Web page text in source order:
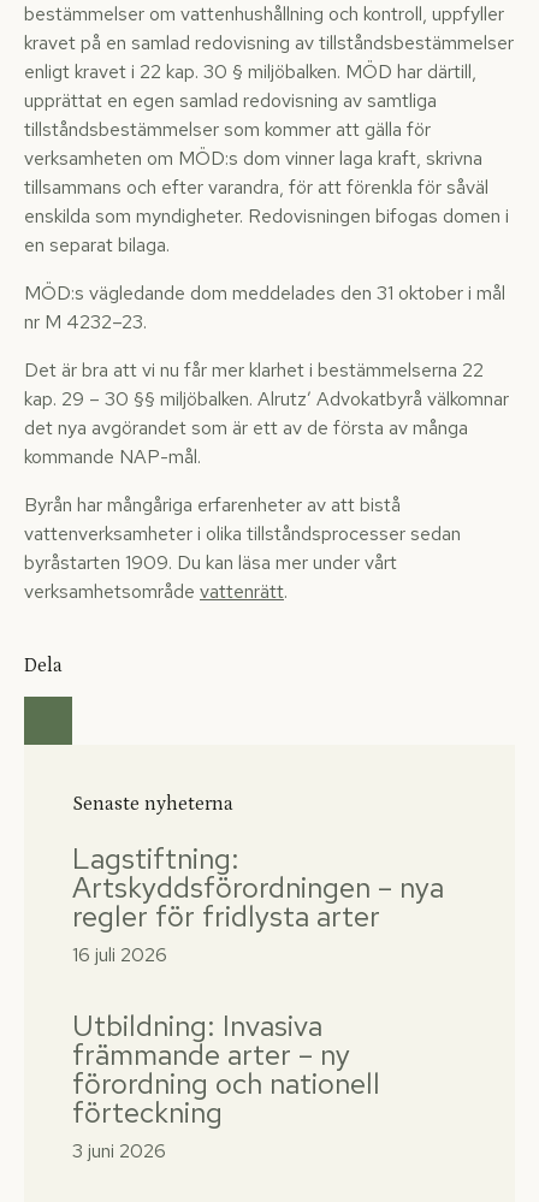
bestämmelser om vattenhushållning och kontroll, uppfyller
kravet på en samlad redovisning av tillståndsbestämmelser
enligt kravet i 22 kap. 30 § miljöbalken. MÖD har därtill,
upprättat en egen samlad redovisning av samtliga
tillståndsbestämmelser som kommer att gälla för
verksamheten om MÖD:s dom vinner laga kraft, skrivna
tillsammans och efter varandra, för att förenkla för såväl
enskilda som myndigheter. Redovisningen bifogas domen i
en separat bilaga.
MÖD:s vägledande dom meddelades den 31 oktober i mål
nr M 4232–23.
Det är bra att vi nu får mer klarhet i bestämmelserna 22
kap. 29 – 30 §§ miljöbalken. Alrutz’ Advokatbyrå välkomnar
det nya avgörandet som är ett av de första av många
kommande NAP-mål.
Byrån har mångåriga erfarenheter av att bistå
vattenverksamheter i olika tillståndsprocesser sedan
byråstarten 1909. Du kan läsa mer under vårt
verksamhetsområde vattenrätt.
Dela
Senaste nyheterna
Lagstiftning:
Artskyddsförordningen – nya
regler för fridlysta arter
16 juli 2026
Utbildning: Invasiva
främmande arter – ny
förordning och nationell
förteckning
3 juni 2026